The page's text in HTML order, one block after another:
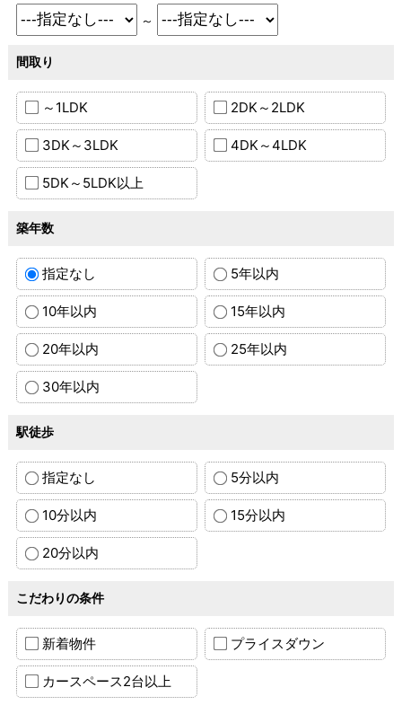
～
間取り
～1LDK 2DK～2LDK
3DK～3LDK 4DK～4LDK
5DK～5LDK以上
築年数
指定なし 5年以内
10年以内 15年以内
20年以内 25年以内
30年以内
駅徒歩
指定なし 5分以内
10分以内 15分以内
20分以内
こだわりの条件
新着物件 プライスダウン
カースペース2台以上